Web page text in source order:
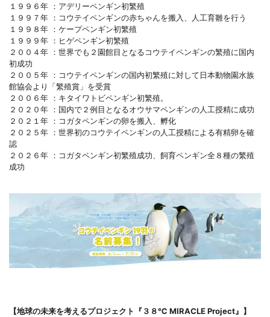
１９９６年 ：アデリーペンギン初繁殖
１９９７年 ：コウテイペンギンの赤ちゃんを搬入、人工育雛を行う
１９９８年 ：ケープペンギン初繁殖
１９９９年 ：ヒゲペンギン初繁殖
２００４年 ：世界でも２園館目となるコウテイペンギンの繁殖に国内
初成功
２００５年 ：コウテイペンギンの国内初繁殖に対して日本動物園水族
館協会より「繁殖賞」を受賞
２００６年 ：キタイワトビペンギン初繁殖。
２０２０年 ：国内で２例目となるオウサマペンギンの人工授精に成功
２０２１年 ：コガタペンギンの卵を搬入、孵化
２０２５年 ：世界初のコウテイペンギンの人工授精による有精卵を確
認
２０２６年 ：コガタペンギン初繁殖成功、飼育ペンギン全８種の繁殖
成功
【地球の未来を考えるプロジェクト『３８℃ MIRACLE Project』】